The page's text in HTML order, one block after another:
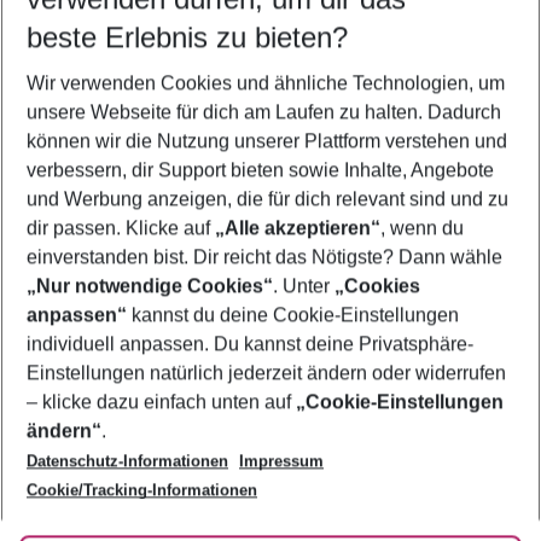
5-8 Nächte
2 Erwachsene Keine Kinder
Mehr Filter anzeigen
Footer
Footer navigation
Über uns
AGB
Bestpreisgarantie
Cookie-Einstellungen ändern
Cookie-Richtlinie
Agenturbetreuung
Barrierefreies Reisen
Folge uns
beste Erlebnis zu bieten?
Wir verwenden Cookies und ähnliche Technologien, um
unsere Webseite für dich am Laufen zu halten. Dadurch
können wir die Nutzung unserer Plattform verstehen und
verbessern, dir Support bieten sowie Inhalte, Angebote
und Werbung anzeigen, die für dich relevant sind und zu
dir passen. Klicke auf „Alle akzeptieren“, wenn du
einverstanden bist. Dir reicht das Nötigste? Dann wähle
„Nur notwendige Cookies“. Unter „Cookies
anpassen“ kannst du deine Cookie-Einstellungen
individuell anpassen. Du kannst deine Privatsphäre-
Einstellungen natürlich jederzeit ändern oder widerrufen
– klicke dazu einfach unten auf „Cookie-Einstellungen
ändern“.
Datenschutz-Informationen
Impressum
Cookie/Tracking-Informationen